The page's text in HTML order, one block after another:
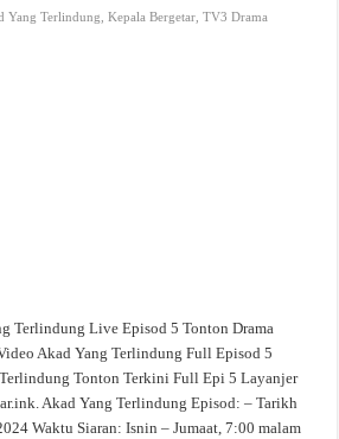
Yang Terlindung ,Kepala Bergetar ,TV3 Drama
Terlindung Live Episod 5 Tonton Drama
Akad Yang Terlindung Full Episod 5
Tonton Terkini Full Epi 5 Layanjer
Akad Yang Terlindung Episod: – Tarikh
Waktu Siaran: Isnin – Jumaat, 7:00 malam